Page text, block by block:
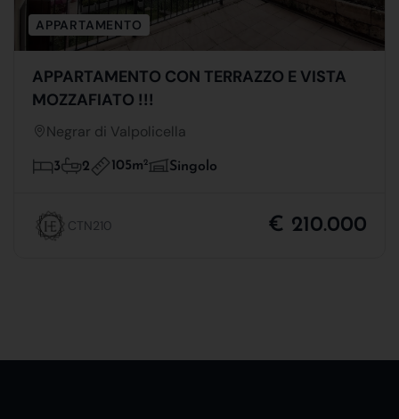
APPARTAMENTO
APPARTAMENTO CON TERRAZZO E VISTA
MOZZAFIATO !!!
Negrar di Valpolicella
3 2 105m2 Singolo
CTN210 € 210.000